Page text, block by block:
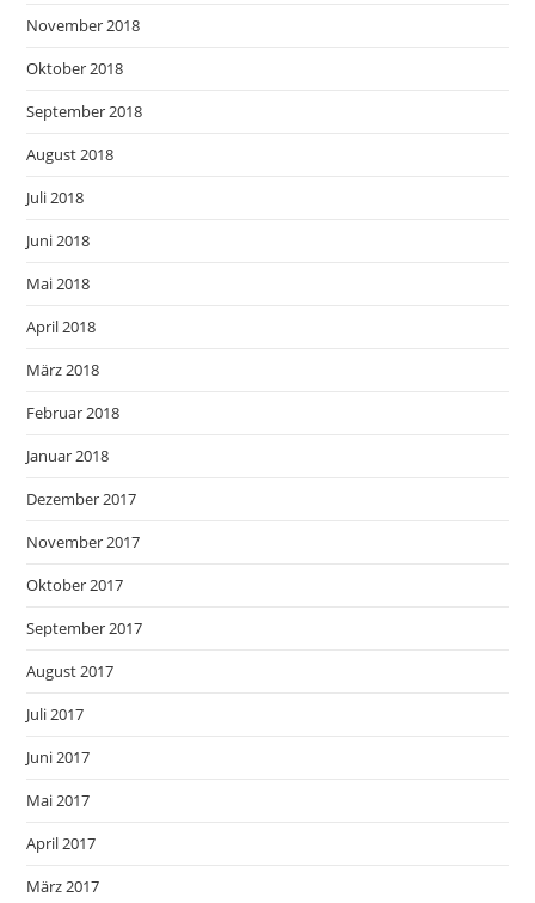
November 2018
Oktober 2018
September 2018
August 2018
Juli 2018
Juni 2018
Mai 2018
April 2018
März 2018
Februar 2018
Januar 2018
Dezember 2017
November 2017
Oktober 2017
September 2017
August 2017
Juli 2017
Juni 2017
Mai 2017
April 2017
März 2017